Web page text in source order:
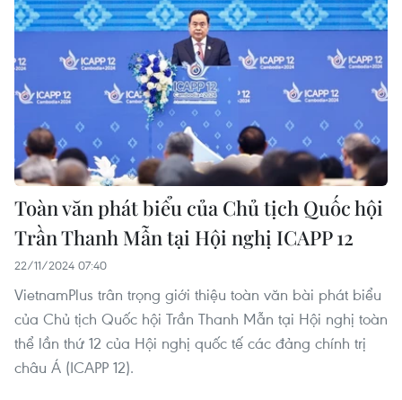
Toàn văn phát biểu của Chủ tịch Quốc hội
Trần Thanh Mẫn tại Hội nghị ICAPP 12
22/11/2024 07:40
VietnamPlus trân trọng giới thiệu toàn văn bài phát biểu
của Chủ tịch Quốc hội Trần Thanh Mẫn tại Hội nghị toàn
thể lần thứ 12 của Hội nghị quốc tế các đảng chính trị
châu Á (ICAPP 12).